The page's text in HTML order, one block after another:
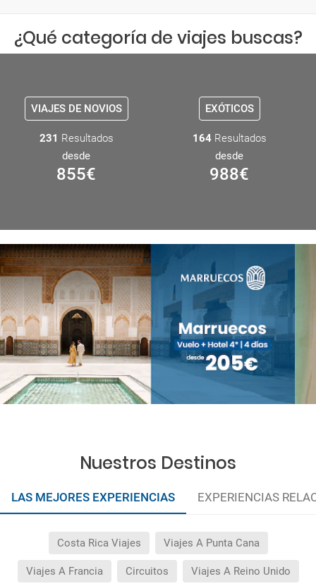
¿Qué categoría de viajes buscas?
VIAJES DE NOVIOS
231 Resultados
desde
855€
EXÓTICOS
164Resultados
desde
988€
Nuestros Destinos
LAS MEJORES EXPERIENCIAS EXPERIENCIAS
Costa Rica Viajes Viajes A Punta Cana
Viajes A Francia Circuitos Viajes A Reino Unido